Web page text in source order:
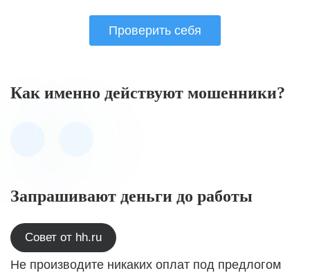
Проверить себя
Как именно действуют мошенники?
Запрашивают деньги до работы
Совет от hh.ru
Не производите никаких оплат под предлогом